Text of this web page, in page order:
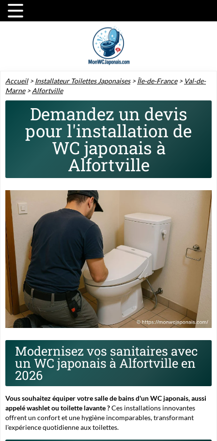
Accueil>Installateur Toilettes Japonaises>Île-de-France> Val-de-
Marne>Alfortville
Demandez un devis
pour l'installation de
WC japonais à
Alfortville
Modernisez vos sanitaires avec
un WC japonais à Alfortville en
2026
Vous souhaitez équiper votre salle de bains d'un WC japonais, aussi
appelé washlet ou toilette lavante ?Ces installations innovantes
offrent un confort et une hygiène incomparables, transformant
l'expérience quotidienne aux toilettes.